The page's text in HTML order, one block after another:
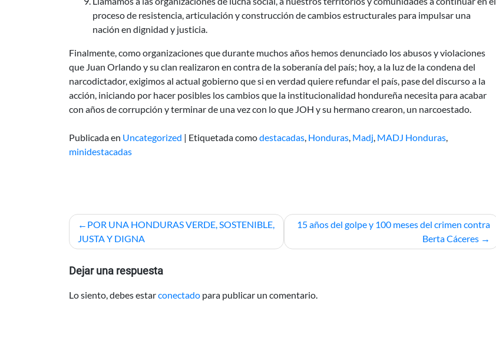
proceso de resistencia, articulación y construcción de cambios estructurales para impulsar una
nación en dignidad y justicia.
Finalmente, como organizaciones que durante muchos años hemos denunciado los abusos y violaciones
que Juan Orlando y su clan realizaron en contra de la soberanía del país; hoy, a la luz de la condena del
narcodictador, exigimos al actual gobierno que si en verdad quiere refundar el país, pase del discurso a la
acción, iniciando por hacer posibles los cambios que la institucionalidad hondureña necesita para acabar
con años de corrupción y terminar de una vez con lo que JOH y su hermano crearon, un narcoestado.
Publicada en Uncategorized | Etiquetada comodestacadas, Honduras, Madj, MADJ Honduras,
minidestacadas
Navegación
de
POR UNA HONDURAS VERDE, SOSTENIBLE,
JUSTA Y DIGNA
15 años del golpe y 100 meses del crimen contra
Berta Cáceres
Dejar una respuesta
Lo siento, debes estarconectado para publicar un comentario.